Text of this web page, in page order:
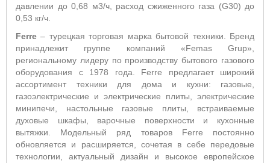
давлении до 0,68 м3/ч, расход сжиженного газа (G30) до
0,53 кг/ч.
Ferre – турецкая торговая марка бытовой техники. Бренд
принадлежит группе компаний «Femas Grup»,
региональному лидеру по производству бытового газового
оборудования с 1978 года. Ferre предлагает широкий
ассортимент техники для дома и кухни: газовые,
газоэлектрические и электрические плиты, электрические
минипечи, настольные газовые плиты, встраиваемые
духовые шкафы, варочные поверхности и кухонные
вытяжки. Модельный ряд товаров Ferre постоянно
обновляется и расширяется, сочетая в себе передовые
технологии, актуальный дизайн и высокое европейское